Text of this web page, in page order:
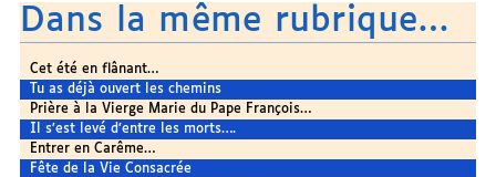
Dans la même rubrique…
Cet été en flânant…
Tu as déjà ouvert les chemins
Prière à la Vierge Marie du Pape François…
Il s’est levé d’entre les morts….
Entrer en Carême…
Fête de la Vie Consacrée